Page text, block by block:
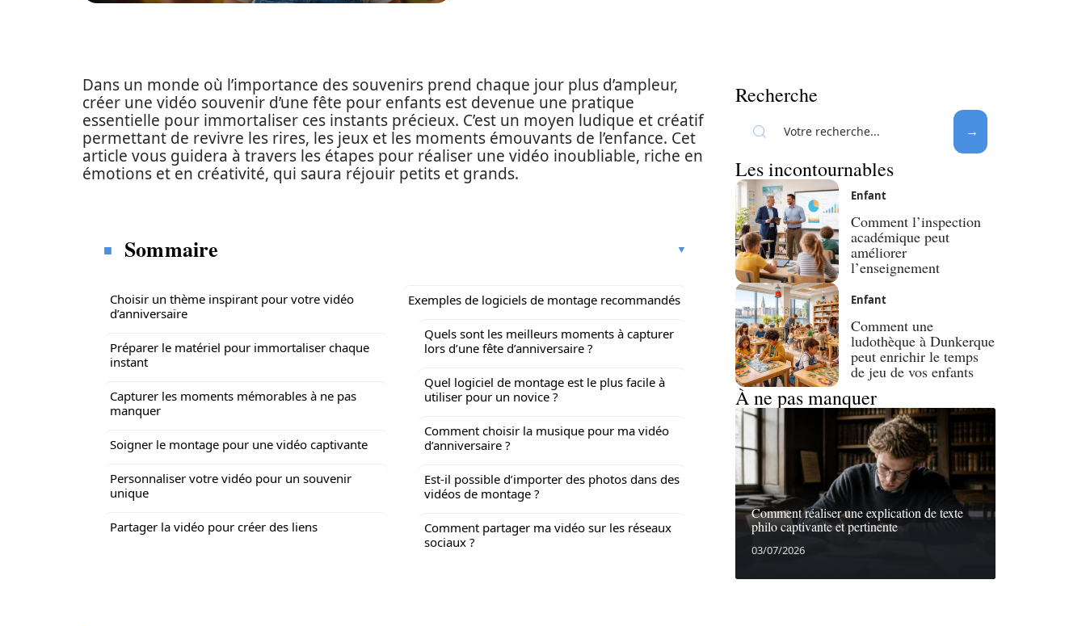
Dans un monde où l’importance des souvenirs prend chaque jour plus d’ampleur,
créer une vidéo souvenir d’une fête pour enfants est devenue une pratique
essentielle pour immortaliser ces instants précieux. C’est un moyen ludique et créatif
permettant de revivre les rires, les jeux et les moments émouvants de l’enfance. Cet
article vous guidera à travers les étapes pour réaliser une vidéo inoubliable, riche en
émotions et en créativité, qui saura réjouir petits et grands.
Sommaire
Choisir un thème inspirant pour votre vidéo
d’anniversaire
Préparer le matériel pour immortaliser chaque
instant
Capturer les moments mémorables à ne pas
manquer
Soigner le montage pour une vidéo captivante
Personnaliser votre vidéo pour un souvenir
unique
Partager la vidéo pour créer des liens
Exemples de logiciels de montage recommandés
Quels sont les meilleurs moments à capturer
lors d’une fête d’anniversaire ?
Quel logiciel de montage est le plus facile à
utiliser pour un novice ?
Comment choisir la musique pour ma vidéo
d’anniversaire ?
Est-il possible d’importer des photos dans des
vidéos de montage ?
Comment partager ma vidéo sur les réseaux
sociaux ?
Recherche
Les incontournables
Enfant
Comment l’inspection
académique peut
améliorer
l’enseignement
Enfant
Comment une
ludothèque à Dunkerque
peut enrichir le temps
de jeu de vos enfants
À ne pas manquer
Comment réaliser une explication de texte
philo captivante et pertinente
03/07/2026